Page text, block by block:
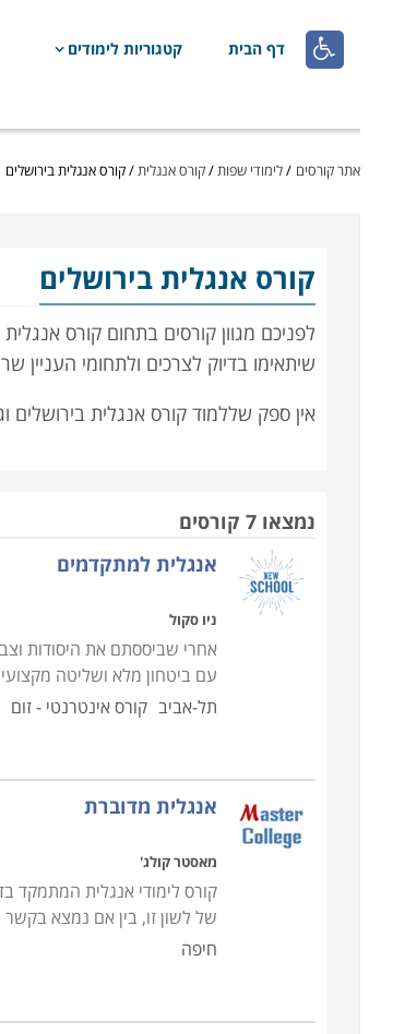
 דף הבית קטגוריות לימודים
אתר קורסים /לימודי שפות/קורס אנגלית/קורס אנגלית בירושלים
קורס אנגליתבירושלים
לפניכם מגוון קורסים בתחום קורס
שיתאימו בדיוק לצרכים ולתחומי העניין
אין ספק שללמוד קורס אנגלית בירושלים
והפסיפס האנושי יוצרים אווירה
באזור ירושלים נכללים ישובים וערים כמו
מכללת דיאלוג - האוניברסיטה
לינגולרן - לימודי שפות באינטרנט שנמצאת בת.ד. 702 גבעתיים
ברלינגטון אינגליש שנמצאת בתובל 11 רמת גן - סניף ירושלים
השתדלנו לאסוף עבורכם את מיטב
את קורס אנגלית באזור ירושלים, אנו
נמצאו 7 קורסים
אנגלית למתקדמים
ניו סקול
אחרי שביססתם את היסודות
עם ביטחון מלא ושליטה
תל-אביב קורס אינטרנטי - זום
אנגלית מדוברת
מאסטר קולג'
קורס לימודי אנגלית המתמקד
של לשון זו, בין אם נמצא בקשר
חיפה